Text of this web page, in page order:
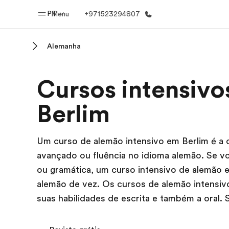
Menu
PT +971523294807
Bem-vindo à EF
Saiba
Alemanha
Cursos
Berlim
Um curso de alemão intensivo em Berlim é
avançado ou fluência no idioma alemão. Se
ou gramática, um curso intensivo de alemão
alemão de vez. Os cursos de alemão
suas habilidades de escrita e também a oral.